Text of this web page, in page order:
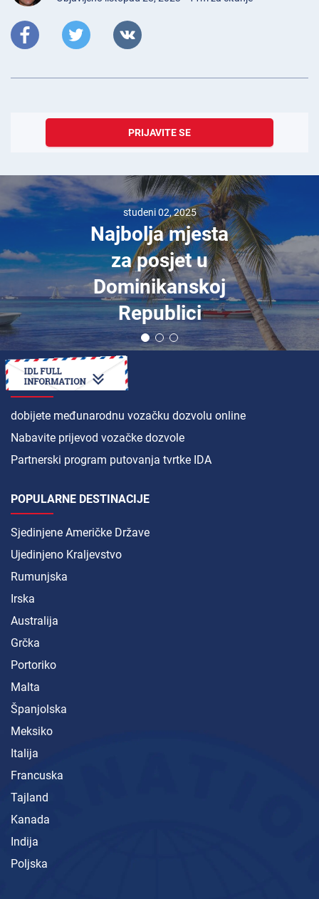
PRIJAVITE SE
02, 2025
u
Po
KAKO DA
dobijete međunarodnu vozačku dozvolu online
Nabavite prijevod vozačke dozvole
Partnerski program putovanja tvrtke IDA
POPULARNE DESTINACIJE
Sjedinjene Američke Države
Ujedinjeno Kraljevstvo
Rumunjska
Irska
Australija
Grčka
Portoriko
Malta
Španjolska
Meksiko
Italija
Francuska
Tajland
Kanada
Indija
Poljska